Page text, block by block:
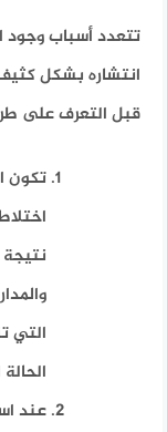
تتعدد أسباب وجود
انتشاره بشكل
قبل التعرف على
تكون
التي
عند